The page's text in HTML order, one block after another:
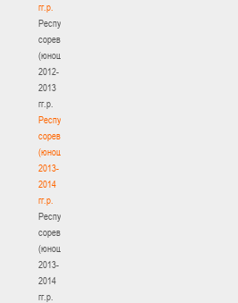
гг.р.
Республиканские
соревнования
(юноши)
2012-
2013
гг.р.
Республиканские
соревнования
(юноши)
2013-
2014
гг.р.
Республиканские
соревнования
(юноши)
2013-
2014
гг.р.